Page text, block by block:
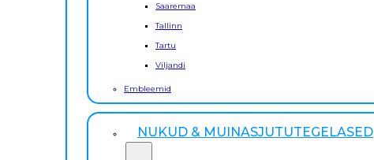
Saaremaa
Tallinn
Tartu
Viljandi
Embleemid
NUKUD & MUINASJUTUTEGELASED